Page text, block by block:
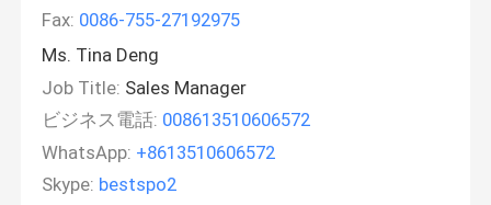
Fax: 0086-755-27192975
Ms. Tina Deng
Job Title: Sales Manager
ビジネス電話: 008613510606572
WhatsApp: +8613510606572
Skype: bestspo2